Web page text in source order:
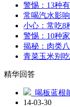
警惕：13种
常喝汽水影
小心：常吃8
警惕：10种
揭秘：肉类
青菜玉米别
精华回答
喝板蓝根
14-03-30